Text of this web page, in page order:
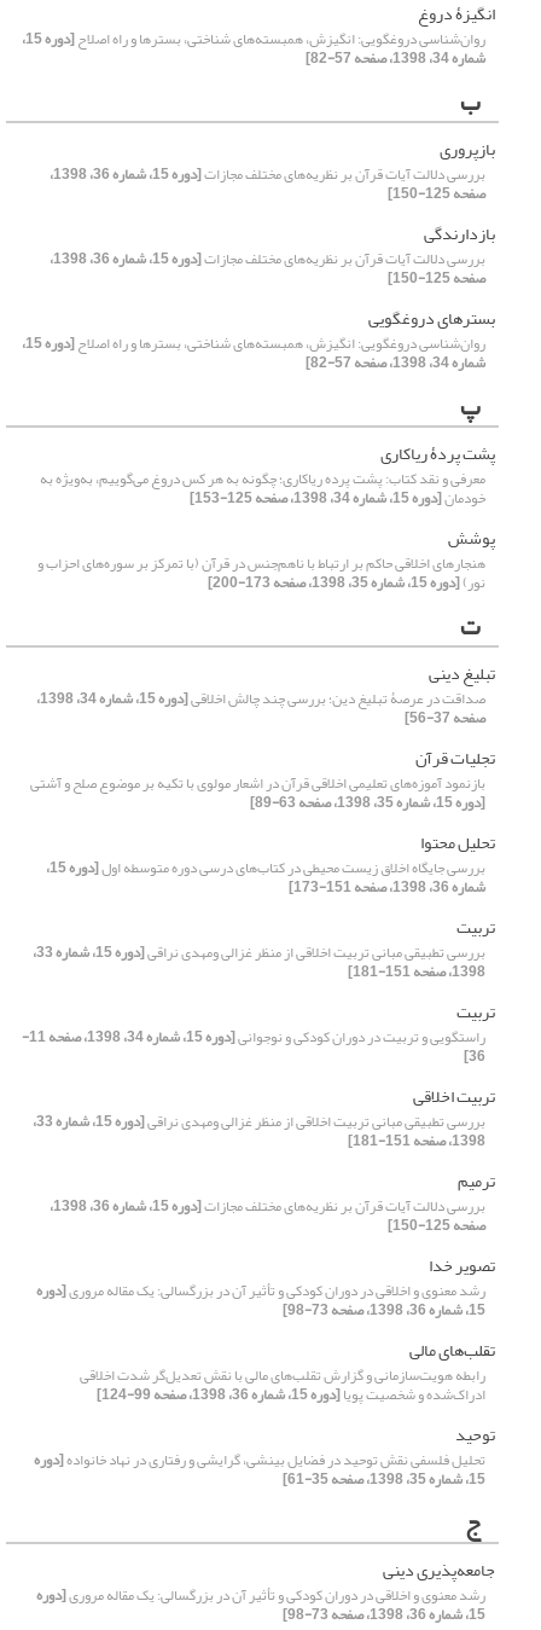
انگیزۀ دروغ
روان‌شناسی دروغگویی: انگیزش، همبسته‌های شناختی، بسترها و راه اصلاح [دوره 15،
شماره 34، 1398، صفحه 57-82]
ب
بازپروری
بررسی دلالت آیات قرآن بر نظریه‌های مختلف مجازات [دوره 15، شماره 36، 1398،
صفحه 125-150]
بازدارندگی
بررسی دلالت آیات قرآن بر نظریه‌های مختلف مجازات [دوره 15، شماره 36، 1398،
صفحه 125-150]
بسترهای دروغگویی
روان‌شناسی دروغگویی: انگیزش، همبسته‌های شناختی، بسترها و راه اصلاح [دوره 15،
شماره 34، 1398، صفحه 57-82]
پ
پشت پردۀ ریاکاری
معرفی و نقد کتاب: پشت پرده ریاکاری؛ چگونه به هر کس دروغ می‌گوییم، به‌ویژه به
خودمان[دوره 15، شماره 34، 1398، صفحه 125-153]
پوشش
هنجارهای اخلاقی حاکم بر ارتباط با ناهم‌‌جنس در قرآن (با تمرکز بر سوره‌‌های احزاب و
نور)[دوره 15، شماره 35، 1398، صفحه 173-200]
ت
تبلیغ دینی
صداقت در عرصۀ تبلیغ دین؛ بررسی چند چالش اخلاقی [دوره 15، شماره 34، 1398،
صفحه 37-56]
تجلیات قرآن
بازنمود آموزه‌های تعلیمی اخلاقی قرآن در اشعار مولوی با تکیه ‌بر موضوع صلح و آشتی
[دوره 15، شماره 35، 1398، صفحه 63-89]
تحلیل محتوا
بررسی جایگاه اخلاق زیست محیطی در کتاب‌های درسی دوره متوسطه اول [دوره 15،
شماره 36، 1398، صفحه 151-173]
تربیت
بررسی تطبیقی مبانی تربیت اخلاقی از منظر غزالی ومهدی نراقی [دوره 15، شماره 33،
1398، صفحه 151-181]
تربیت
راستگویی و تربیت در دوران کودکی و نوجوانی [دوره 15، شماره 34، 1398، صفحه 11-
36]
تربیت اخلاقی
بررسی تطبیقی مبانی تربیت اخلاقی از منظر غزالی ومهدی نراقی [دوره 15، شماره 33،
1398، صفحه 151-181]
ترمیم
بررسی دلالت آیات قرآن بر نظریه‌های مختلف مجازات [دوره 15، شماره 36، 1398،
صفحه 125-150]
تصویر خدا
رشد معنوی و اخلاقی در دوران کودکی و تأثیر آن در بزرگسالی: یک مقاله مروری[دوره
15، شماره 36، 1398، صفحه 73-98]
تقلب‌های مالی
رابطه هویت‌سازمانی و گزارش تقلب‌های مالی با نقش تعدیل‌گر شدت اخلاقی
ادراک‌شده و شخصیت پویا[دوره 15، شماره 36، 1398، صفحه 99-124]
توحید
تحلیل فلسفی نقش توحید در فضایل بینشی، گرایشی و رفتاری در نهاد خانواده[دوره
15، شماره 35، 1398، صفحه 35-61]
ج
جامعه‌پذیری دینی
رشد معنوی و اخلاقی در دوران کودکی و تأثیر آن در بزرگسالی: یک مقاله مروری[دوره
15، شماره 36، 1398، صفحه 73-98]